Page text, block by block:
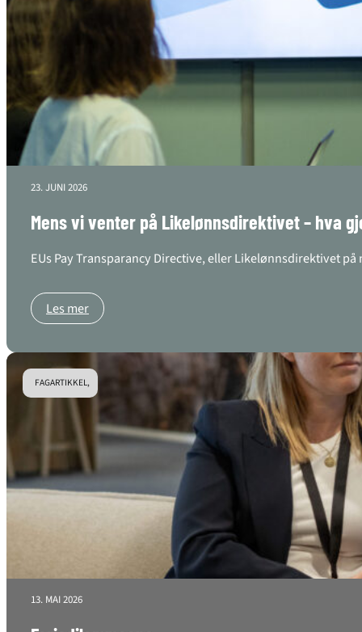
23. JUNI 2026
Mens vi venter på Likelønnsdirektivet – hva
EUs Pay Transparancy Directive, eller Likelønnsdirektivet
Les mer
FAGARTIKKEL,
13. MAI 2026